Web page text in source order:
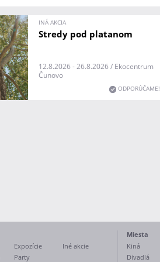
INÁ AKCIA
Stredy pod platanom
12.8.2026 - 26.8.2026 / Ekocentrum
Čunovo
ODPORÚČAME!
Expozície
Party
Iné akcie
Miesta
Kiná
Divadlá